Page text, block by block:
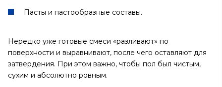
Пасты и пастообразные составы.
Нередко уже готовые смеси «разливают» по
поверхности и выравнивают, после чего оставляют для
затвердения. При этом важно, чтобы пол был чистым,
сухим и абсолютно ровным.